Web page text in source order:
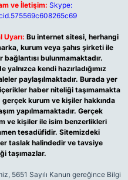
ve İletişim: Skype:
Uyarı: Bu internet sitesi, herhangi
kurum veya şahıs şirketi ile
bağlantısı bulunmamaktadır.
yalnızca kendi hazırladığımız
paylaşılmaktadır. Burada yer
haber niteliği taşımamakta
gerçek kurum ve kişiler hakkında
yapılmamaktadır. Gerçek
ve kişiler ile isim benzerlikleri
tesadüfidir. Sitemizdeki
taslak halindedir ve tavsiye
taşımazlar.
5651 Sayılı Kanun gereğince Bilgi